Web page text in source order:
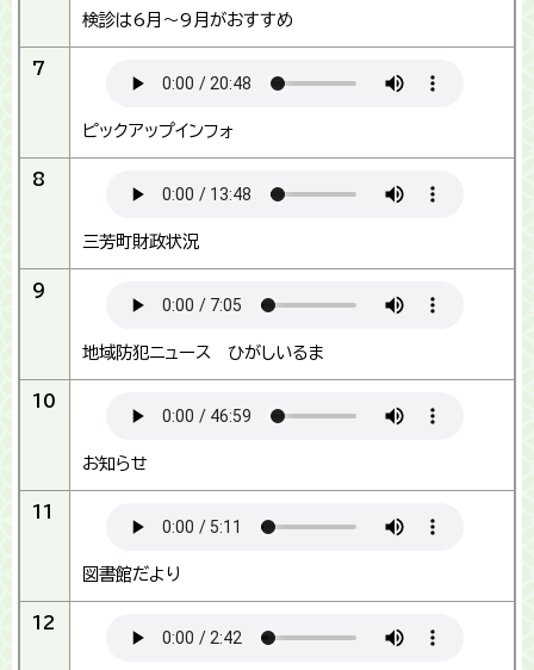
検診は6月～9月がおすすめ
7
ピックアップインフォ
8
三芳町財政状況
9
地域防犯ニュース ひがしいるま
10
お知らせ
11
図書館だより
12